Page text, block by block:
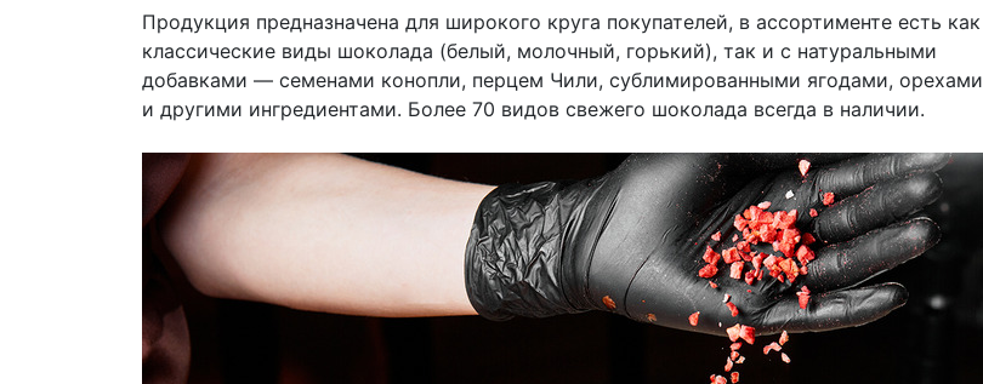
Продукция предназначена для широкого круга покупателей, в ассортименте есть как
классические виды шоколада (белый, молочный, горький), так и с натуральными
добавками — семенами конопли, перцем Чили, сублимированными ягодами, орехами
и другими ингредиентами. Более 70 видов свежего шоколада всегда в наличии.